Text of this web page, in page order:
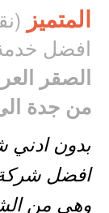
المتميز
افضل
الصقر
من جدة
بدون ادني
افضل شركة
وهي من